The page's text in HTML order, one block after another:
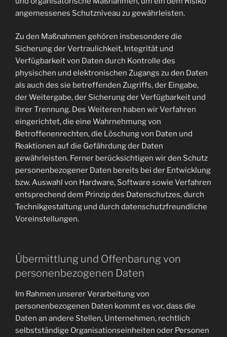
angemessenes Schutzniveau zu gewährleisten.
Zu den Maßnahmen gehören insbesondere die
Sicherung der Vertraulichkeit, Integrität und
Verfügbarkeit von Daten durch Kontrolle des
physischen und elektronischen Zugangs zu den Daten
als auch des sie betreffenden Zugriffs, der Eingabe,
der Weitergabe, der Sicherung der Verfügbarkeit und
ihrer Trennung. Des Weiteren haben wir Verfahren
eingerichtet, die eine Wahrnehmung von
Betroffenenrechten, die Löschung von Daten und
Reaktionen auf die Gefährdung der Daten
gewährleisten. Ferner berücksichtigen wir den Schutz
personenbezogener Daten bereits bei der Entwicklung
bzw. Auswahl von Hardware, Software sowie Verfahren
entsprechend dem Prinzip des Datenschutzes, durch
Technikgestaltung und durch datenschutzfreundliche
Voreinstellungen.
Übermittlung und Offenbarung von
personenbezogenen Daten
Im Rahmen unserer Verarbeitung von
personenbezogenen Daten kommt es vor, dass die
Daten an andere Stellen, Unternehmen, rechtlich
selbstständige Organisationseinheiten oder Personen